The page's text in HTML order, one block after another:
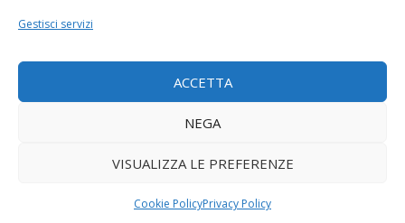
Gestisci servizi
ACCETTA
NEGA
VISUALIZZA LE PREFERENZE
Cookie PolicyPrivacy Policy
Calcio Panchina
Diretta.it
Termini e condizioni